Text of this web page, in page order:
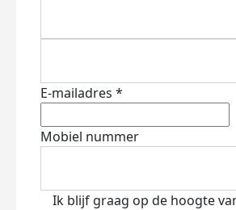
E-mailadres *
Mobiel nummer
Ik blijf graag op de hoogte